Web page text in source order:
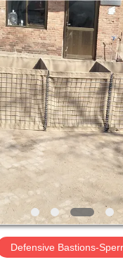
Defensive Bastions-